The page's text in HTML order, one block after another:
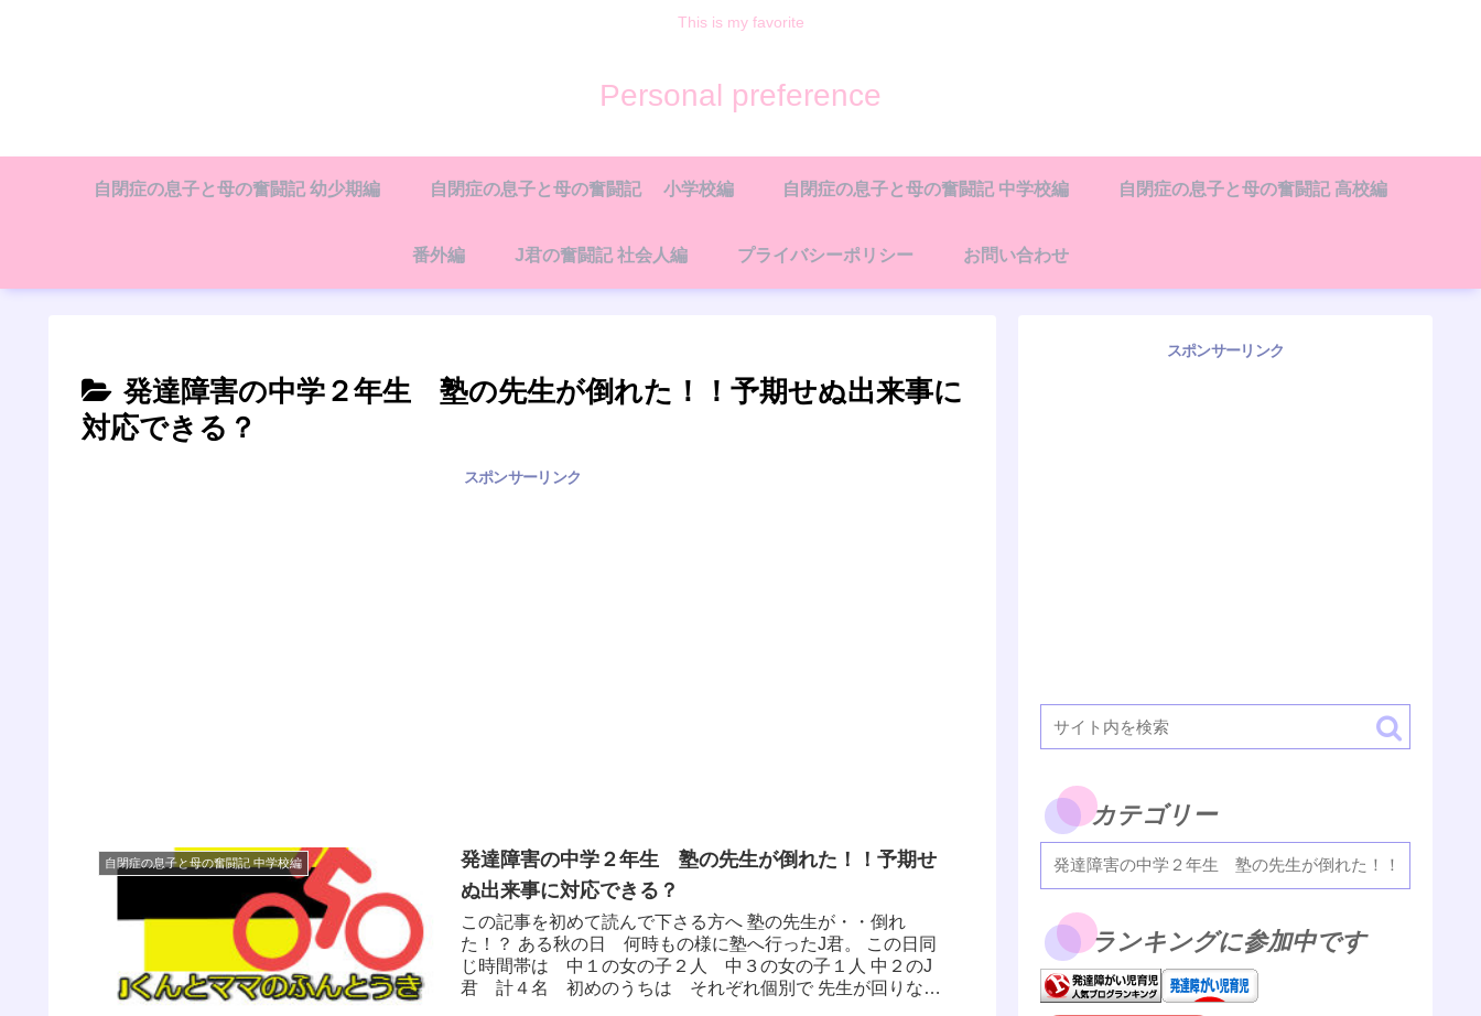
This is my favorite
Personal preference
自閉症の息子と母の奮闘記 幼少期編 自閉症の息子と母の奮闘記 小学校編 自閉症の息子と母の奮闘記 中学校編 自閉症の息子と母の奮闘記 高校編
番外編 J君の奮闘記 社会人編 プライバシーポリシー お問い合わせ
発達障害の中学２年生 塾の先生が倒れた！！予期せぬ出来事に
対応できる？
スポンサーリンク
自閉症の息子と母の奮闘記 中学校編
発達障害の中学２年生 塾の先生が倒れた！！予期せ
ぬ出来事に対応できる？
この記事を初めて読んで下さる方へ 塾の先生が・・倒れ
た！？ ある秋の日 何時もの様に塾へ行ったJ君。 この日同
じ時間帯は 中１の女の子２人 中３の女の子１人 中２のJ
君 計４名 初めのうちは それぞれ個別で 先生が回りなが
スポンサーリンク
カテゴリー
ランキングに参加中です